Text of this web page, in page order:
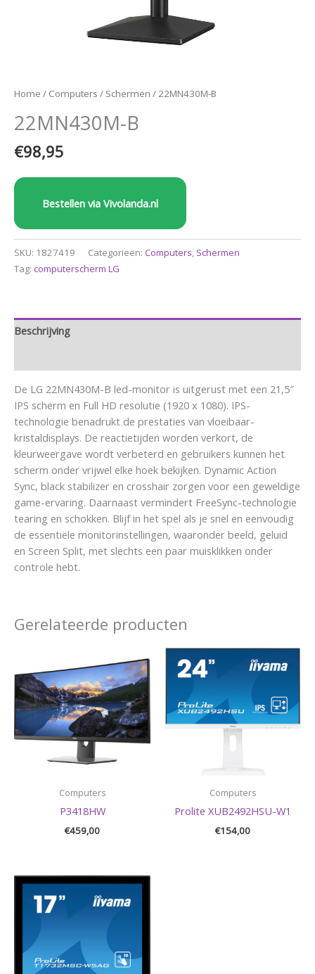
Home / Computers / Schermen / 22MN430M-B
22MN430M-B
€98,95
Bestellen via Vivolanda.nl
SKU: 1827419 Categorieën: Computers, Schermen
Tag: computerscherm LG
Beschrijving
De LG 22MN430M-B led-monitor is uitgerust met een 21,5″
IPS scherm en Full HD resolutie (1920 x 1080). IPS-
technologie benadrukt de prestaties van vloeibaar-
kristaldisplays. De reactietijden worden verkort, de
kleurweergave wordt verbeterd en gebruikers kunnen het
scherm onder vrijwel elke hoek bekijken. Dynamic Action
Sync, black stabilizer en crosshair zorgen voor een geweldige
game-ervaring. Daarnaast vermindert FreeSync-technologie
tearing en schokken. Blijf in het spel als je snel en eenvoudig
de essentiële monitorinstellingen, waaronder beeld, geluid
en Screen Split, met slechts een paar muisklikken onder
controle hebt.
Gerelateerde producten
Computers
P3418HW
€459,00
Computers
Prolite XUB2492HSU-W1
€154,00